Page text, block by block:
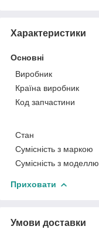
Характеристики
Основні
Виробник
Країна виробник
Код запчастини
Стан
Сумісність з маркою
Сумісність з моделлю
Приховати
Умови доставки